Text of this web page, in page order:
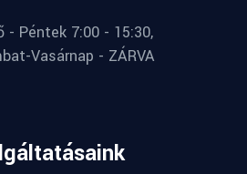
- Péntek 7:00 - 15:30,
Vasárnap - ZÁRVA